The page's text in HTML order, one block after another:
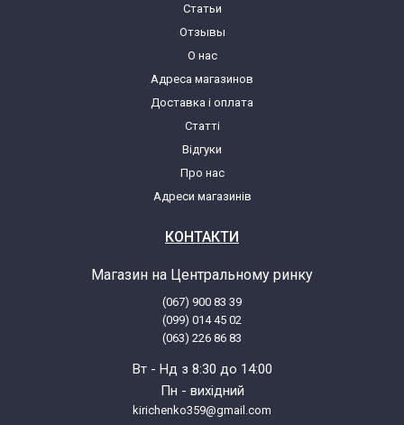
Статьи
Отзывы
О нас
Адреса магазинов
Доставка і оплата
Статті
Відгуки
Про нас
Адреси магазинів
КОНТАКТИ
Магазин на Центральному ринку
(067) 900 83 39
(099) 014 45 02
(063) 226 86 83
Вт - Нд з 8:30 до 14:00
Пн - вихідний
kirichenko359@gmail.com